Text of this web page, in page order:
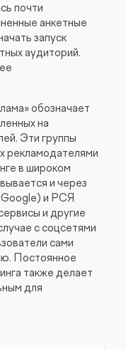
почти
анкетные
запуск
аудиторий.
обозначает
на
Эти группы
рекламодателями
в широком
и через
и РСЯ
и другие
с соцсетями
сами
Постоянное
также делает
для